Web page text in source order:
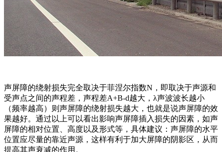
声屏障的绕射损失完全取决于菲涅尔指数N，即取决于声源和
受声点之间的声程差，声程差A+B-d越大，λ声波波长越小
（频率越高）则声屏障的绕射损失越大，也就是说声屏障的效
果越好。通过以上可以看出影响声屏障插入损失的因素，如声
屏障的相对位置、高度以及形式等，具体建议：声屏障的水平
位置应尽量的靠近声源，这样有利于加大屏障的阴影区，从而
提高其声衰减的作用。